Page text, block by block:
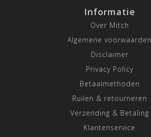
Informatie
Over Mitch
Algemene voorwaarden
Disclaimer
Privacy Policy
Betaalmethoden
Ruilen & retourneren
Verzending & Betaling
Klantenservice